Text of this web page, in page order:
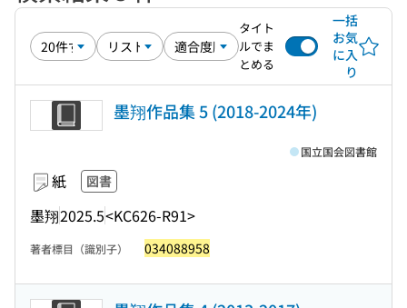
タイト
ルでま
とめる
一括
お気
に入
り
墨翔作品集 5 (2018-2024年)
紙 図書
墨翔2025.5<KC626-R91>
国立国会図書館
著者標目（識別子） 034088958